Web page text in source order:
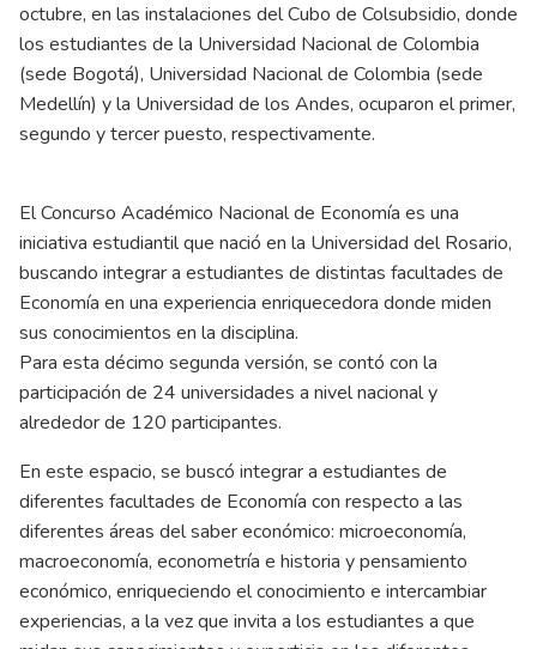
octubre, en las instalaciones del Cubo de Colsubsidio, donde
los estudiantes de la Universidad Nacional de Colombia
(sede Bogotá), Universidad Nacional de Colombia (sede
Medellín) y la Universidad de los Andes, ocuparon el primer,
segundo y tercer puesto, respectivamente.
El Concurso Académico Nacional de Economía es una
iniciativa estudiantil que nació en la Universidad del Rosario,
buscando integrar a estudiantes de distintas facultades de
Economía en una experiencia enriquecedora donde miden
sus conocimientos en la disciplina.
Para esta décimo segunda versión, se contó con la
participación de 24 universidades a nivel nacional y
alrededor de 120 participantes.
En este espacio, se buscó integrar a estudiantes de
diferentes facultades de Economía con respecto a las
diferentes áreas del saber económico: microeconomía,
macroeconomía, econometría e historia y pensamiento
económico, enriqueciendo el conocimiento e intercambiar
experiencias, a la vez que invita a los estudiantes a que